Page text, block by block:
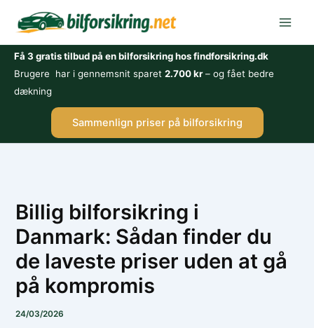
Få 3 gratis tilbud på en bilforsikring hos findforsikring.dk
Brugere har i gennemsnit sparet 2.700 kr– og fået bedre
dækning
Sammenlign priser på bilforsikring
Billig bilforsikring i
Danmark: Sådan finder du
de laveste priser uden at gå
på kompromis
24/03/2026